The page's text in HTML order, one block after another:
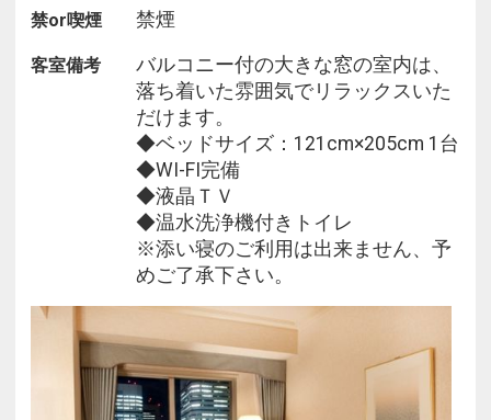
大地と海の恵み豊かな千葉食材を活かした朝食をお
◆会場：レストラン カーメル
◆時間：７：００から１０：００（最終受付９：３
禁or喫煙 禁煙
客室備考
バルコニー付の大きな窓の室内は、
落ち着いた雰囲気でリラックスいた
だけます。
◆ベッドサイズ：121cm×205cm 1台
◆WI-FI完備
◆液晶ＴＶ
◆温水洗浄機付きトイレ
※添い寝のご利用は出来ません、予
めご了承下さい。